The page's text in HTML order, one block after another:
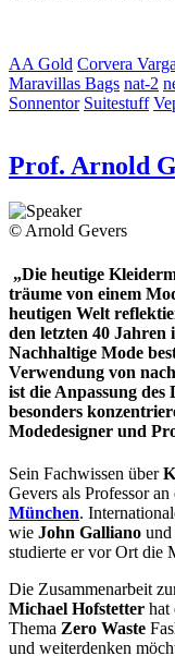
AA Gold Corvera
Maravillas Bags nat-2
Sonnentor Suitestuff
Prof. Arnold
© Arnold Gevers
„Die heutige
träume von einem
heutigen Welt
den letzten 40 Jahren
Nachhaltige Mode
Verwendung von
ist die Anpassung des
besonders
Modedesigner und
Sein Fachwissen über
Gevers als Professor an
München.
wie John Galliano und
studierte er vor Ort die
Die Zusammenarbeit
Michael Hofstetter hat
Thema Zero Waste
und weiterdenken